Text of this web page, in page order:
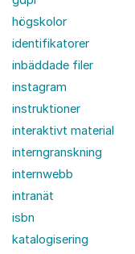
högskolor
identifikatorer
inbäddade filer
instagram
instruktioner
interaktivt material
interngranskning
internwebb
intranät
isbn
katalogisering